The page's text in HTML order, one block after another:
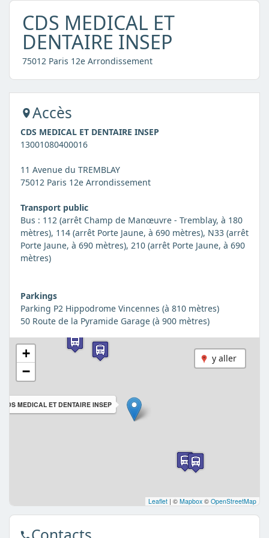
CDS MEDICAL ET
DENTAIRE INSEP
75012 Paris 12e Arrondissement
Accès
CDS MEDICAL ET DENTAIRE INSEP
13001080400016
11 Avenue du TREMBLAY
75012 Paris 12e Arrondissement
Transport public
Bus : 112 (arrêt Champ de Manœuvre - Tremblay, à 180
mètres), 114 (arrêt Porte Jaune, à 690 mètres), N33 (arrêt
Porte Jaune, à 690 mètres), 210 (arrêt Porte Jaune, à 690
mètres)
Parkings
Parking P2 Hippodrome Vincennes (à 810 mètres)
50 Route de la Pyramide Garage (à 900 mètres)
y aller
CDS MEDICAL ET DENTAIRE INSEP
+
−
Leaflet | © Mapbox © OpenStreetMap